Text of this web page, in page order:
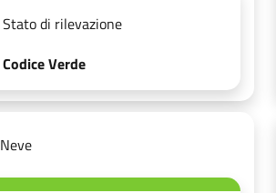
Stato di rilevazione
Codice Verde
Neve